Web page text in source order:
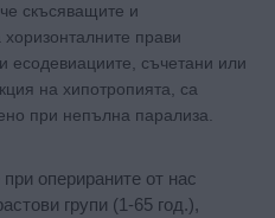
скъсяващите и
прави
есодевиациите, съчетани или
на хипотропията, са
при непълна парализа.
оперираните от нас
групи (1-65 год.),